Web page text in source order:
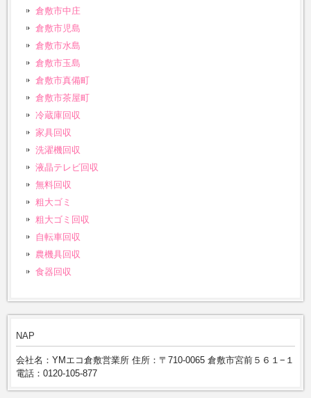
倉敷市中庄
倉敷市児島
倉敷市水島
倉敷市玉島
倉敷市真備町
倉敷市茶屋町
冷蔵庫回収
家具回収
洗濯機回収
液晶テレビ回収
無料回収
粗大ゴミ
粗大ゴミ回収
自転車回収
農機具回収
食器回収
NAP
会社名：YMエコ倉敷営業所 住所：〒710-0065 倉敷市宮前５６１−１
電話：0120-105-877